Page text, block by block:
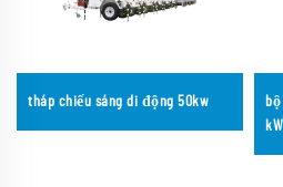
tháp chiếu sáng di động 50kw
kW